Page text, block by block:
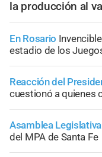
la producción al
En Rosario
estadio de los
Reacción del
cuestionó a quienes
Asamblea Legislativa
del MPA de Santa Fe